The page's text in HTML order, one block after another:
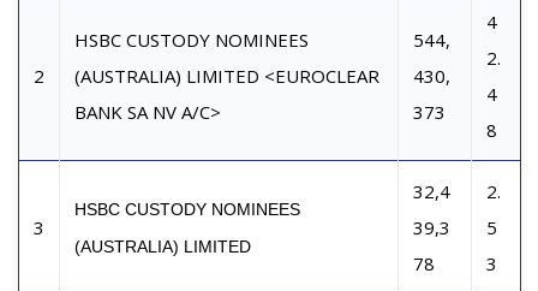
2
HSBC CUSTODY NOMINEES
(AUSTRALIA) LIMITED <EUROCLEAR
BANK SA NV A/C>
544,
430,
373
4
2.
4
8
3
HSBC CUSTODY NOMINEES
(AUSTRALIA) LIMITED
32,4
39,3
78
2.
5
3